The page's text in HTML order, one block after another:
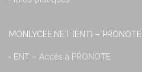
MONLYCEE.NET (ENT) – PRONOTE
ENT – Accès à PRONOTE